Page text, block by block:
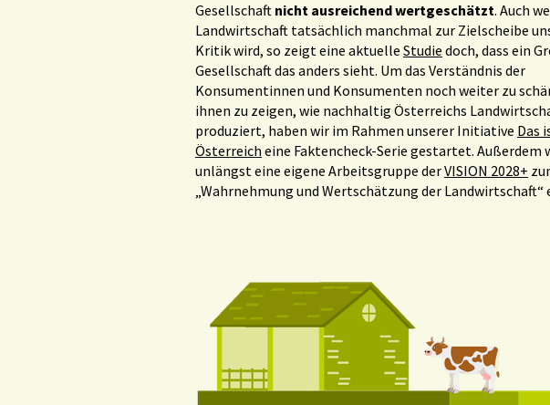
Gesellschaft nicht ausreichend wertgeschätzt. Auch
Landwirtschaft tatsächlich manchmal zur Zielscheibe
Kritik wird, so zeigt eine aktuelle Studie doch, dass ein
Gesellschaft das anders sieht. Um das Verständnis der
Konsumentinnen und Konsumenten noch weiter zu
ihnen zu zeigen, wie nachhaltig Österreichs
produziert, haben wir im Rahmen unserer Initiative Das
Österreich eine Faktencheck-Serie gestartet. Außerdem
unlängst eine eigene Arbeitsgruppe derVISION 2028+
„Wahrnehmung und Wertschätzung der